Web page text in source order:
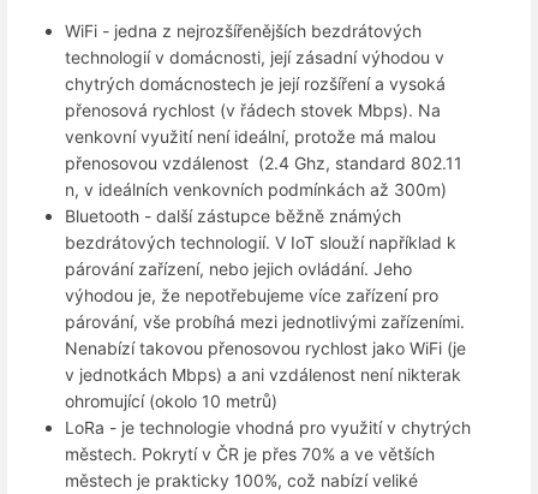
WiFi - jedna z nejrozšířenějších bezdrátových
technologií v domácnosti, její zásadní výhodou v
chytrých domácnostech je její rozšíření a vysoká
přenosová rychlost (v řádech stovek Mbps). Na
venkovní využití není ideální, protože má malou
přenosovou vzdálenost (2.4 Ghz, standard 802.11
n, v ideálních venkovních podmínkách až 300m)
Bluetooth - další zástupce běžně známých
bezdrátových technologií. V IoT slouží například k
párování zařízení, nebo jejich ovládání. Jeho
výhodou je, že nepotřebujeme více zařízení pro
párování, vše probíhá mezi jednotlivými zařízeními.
Nenabízí takovou přenosovou rychlost jako WiFi (je
v jednotkách Mbps) a ani vzdálenost není nikterak
ohromující (okolo 10 metrů)
LoRa - je technologie vhodná pro využití v chytrých
městech. Pokrytí v ČR je přes 70% a ve větších
městech je prakticky 100%, což nabízí veliké